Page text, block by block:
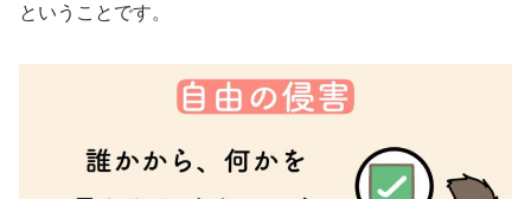
ということです。